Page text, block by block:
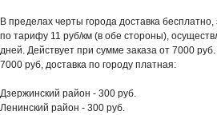
В пределах черты города доставка
по тарифу 11 руб/км (в обе стороны),
дней. Действует при сумме заказа от 7000
7000 руб, доставка по городу платная:
Дзержинский район - 300 руб.
Ленинский район - 300 руб.